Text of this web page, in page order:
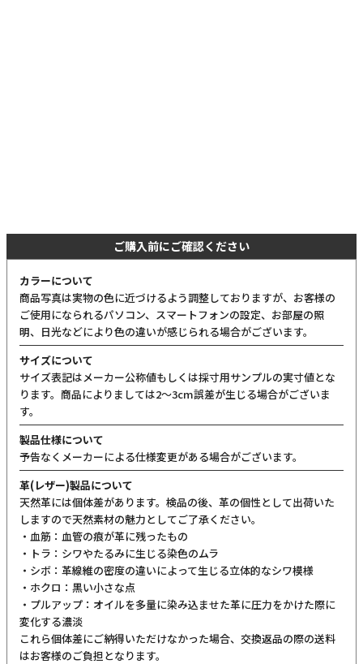
ご購入前にご確認ください
カラーについて
商品写真は実物の色に近づけるよう調整しておりますが、お客様の
ご使用になられるパソコン、スマートフォンの設定、お部屋の照
明、日光などにより色の違いが感じられる場合がございます。
サイズについて
サイズ表記はメーカー公称値もしくは採寸用サンプルの実寸値とな
ります。商品によりましては2〜3cm誤差が生じる場合がございま
す。
製品仕様について
予告なくメーカーによる仕様変更がある場合がございます。
革(レザー)製品について
天然革には個体差があります。検品の後、革の個性として出荷いた
しますので天然素材の魅力としてご了承ください。
・血筋：血管の痕が革に残ったもの
・トラ：シワやたるみに生じる染色のムラ
・シボ：革線維の密度の違いによって生じる立体的なシワ模様
・ホクロ：黒い小さな点
・プルアップ：オイルを多量に染み込ませた革に圧力をかけた際に
変化する濃淡
これら個体差にご納得いただけなかった場合、交換返品の際の送料
はお客様のご負担となります。